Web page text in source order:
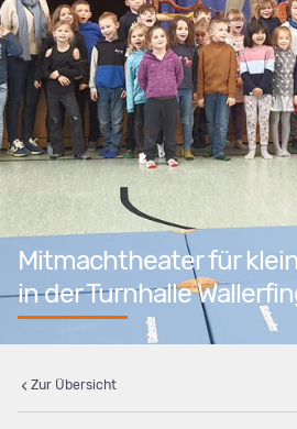
Mitmachtheater für
in der Turnhalle
Zur Übersicht